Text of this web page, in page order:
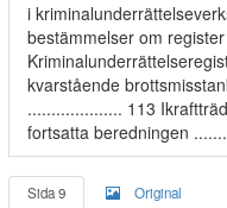
i
bestämmelser om
kvarstående
.................... 113
fortsatta beredningen
Sida 9 Original